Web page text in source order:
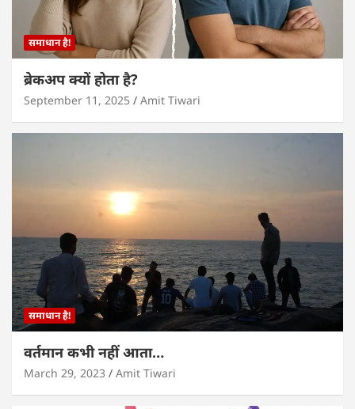
समाधान है!
ब्रेकअप क्यों होता है?
September 11, 2025 Amit Tiwari
समाधान है!
वर्तमान कभी नहीं आता…
March 29, 2023 Amit Tiwari